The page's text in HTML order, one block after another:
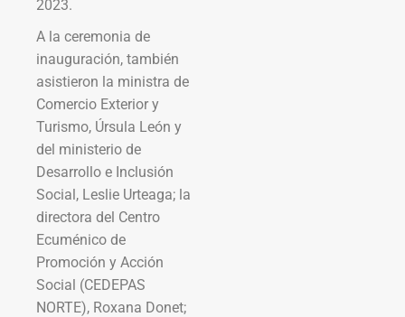
2023.
A la ceremonia de
inauguración, también
asistieron la ministra de
Comercio Exterior y
Turismo, Úrsula León y
del ministerio de
Desarrollo e Inclusión
Social, Leslie Urteaga; la
directora del Centro
Ecuménico de
Promoción y Acción
Social (CEDEPAS
NORTE), Roxana Donet;